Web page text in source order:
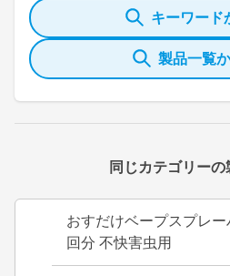
キーワード
製品一覧
同じカテゴリー
おすだけベープスプレ
回分 不快害虫用